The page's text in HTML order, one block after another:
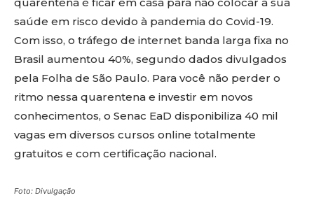
quarentena é ficar em casa para não colocar a sua
saúde em risco devido à pandemia do Covid-19.
Com isso, o tráfego de internet banda larga fixa no
Brasil aumentou 40%, segundo dados divulgados
pela Folha de São Paulo. Para você não perder o
ritmo nessa quarentena e investir em novos
conhecimentos, o Senac EaD disponibiliza 40 mil
vagas em diversos cursos online totalmente
gratuitos e com certificação nacional.
Foto: Divulgação